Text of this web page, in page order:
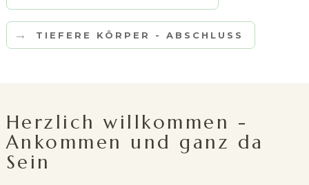
→ TIEFERE KÖRPER - ABSCHLUSS
Herzlich willkommen -
Ankommen und ganz da
Sein